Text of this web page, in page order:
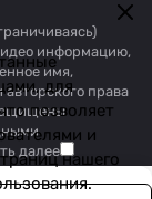
для
позволяет
и
нашего
информацию,
имя,
права
далее